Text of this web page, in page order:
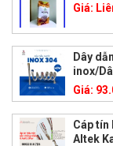
Giá:
Dây
inox/
Giá:
Cáp tín
Altek